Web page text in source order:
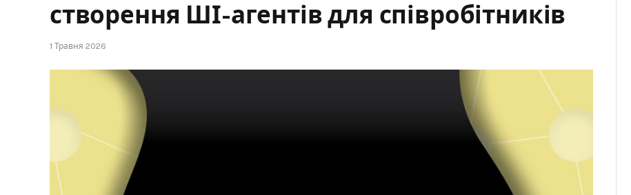
створення ШІ-агентів для співробітників
1 Травня 2026